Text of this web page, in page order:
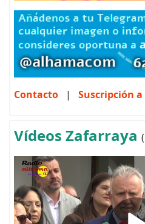
Contacto | Suscripción
Vídeos Zafarraya (